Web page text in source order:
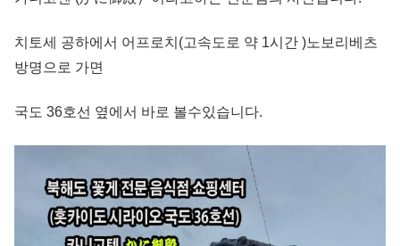
치토세 공하에서 어프로치(고속도로 약 1시간 )노보리베츠
방명으로 가면
국도 36호선 옆에서 바로 볼수있습니다.